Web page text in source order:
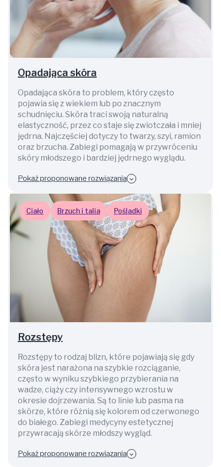
Opadająca skóra
Opadająca skóra to problem, który często
pojawia się z wiekiem lub po znacznym
schudnięciu. Skóra traci swoją naturalną
elastyczność, przez co staje się zwiotczała i mniej
jędrna. Najczęściej dotyczy to twarzy, szyi, ramion
oraz brzucha. Zabiegi pomagają w przywróceniu
skóry młodszego i bardziej jędrnego wyglądu.
Pokaż proponowane rozwiązania
Ciało Brzuch i talia Pośladki
Rozstępy
Rozstępy to rodzaj blizn, które pojawiają się gdy
skóra jest narażona na szybkie rozciąganie,
często w wyniku szybkiego przybierania na
wadze, ciąży czy intensywnego wzrostu w
okresie dojrzewania. Są to linie lub pasma na
skórze, które różnią się kolorem od czerwonego
do białego. Zabiegi medycyny estetycznej
przywracają skórze młodszy wygląd.
Pokaż proponowane rozwiązania